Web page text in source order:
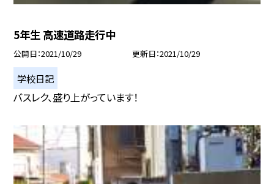
5年生 高速道路走行中
公開日 2021/10/29 更新日 2021/10/29
学校日記
バスレク、盛り上がっています！